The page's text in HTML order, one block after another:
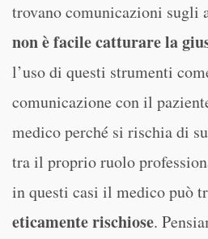
trovano comunicazioni sugli
non è facile catturare la
l’uso di questi strumenti
comunicazione con il
medico perché si rischia di
tra il proprio ruolo
in questi casi il medico può
eticamente rischiose.